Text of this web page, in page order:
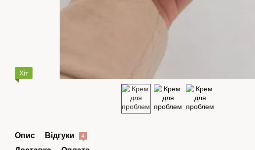
Хіт
Опис Відгуки 4